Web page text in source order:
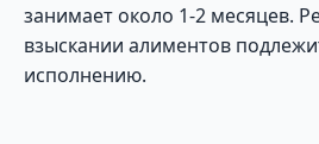
занимает около 1-2 месяцев.
взыскании алиментов
исполнению.